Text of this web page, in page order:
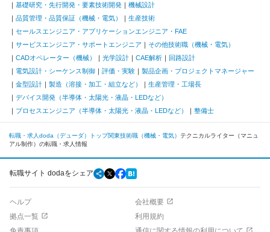
基礎研究・先行開発・要素技術開発
機械設計
品質管理・品質保証（機械・電気）
生産技術
セールスエンジニア・アプリケーションエンジニア・FAE
サービスエンジニア・サポートエンジニア
その他技術職（機械・電気）
CADオペレーター（機械）
光学設計 CAE解析
回路設計
電気設計・シーケンス制御
評価・実験
製品企画・プロジェクトマネージャー
金型設計
製造（溶接・加工・組立など）
生産管理・工場長
デバイス開発（半導体・太陽光・液晶・LEDなど）
プロセスエンジニア（半導体・太陽光・液晶・LEDなど）
整備士
転職・求人doda（デューダ）トップ関東技術職（機械・電気） テクニカルライター（マニュ
アル制作）の転職・求人情報
転職サイト dodaをシェア
ヘルプ
会社概要
拠点一覧
利用規約